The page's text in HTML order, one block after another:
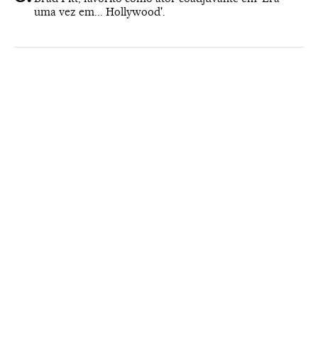
uma vez em... Hollywood'.